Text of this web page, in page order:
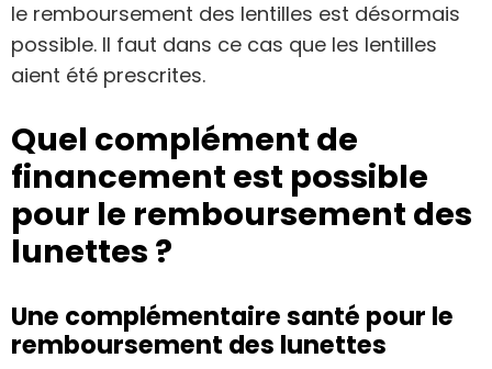
le remboursement des lentilles est désormais
possible. Il faut dans ce cas que les lentilles
aient été prescrites.
Quel complément de
financement est possible
pour le remboursement des
lunettes ?
Une complémentaire santé pour le
remboursement des lunettes